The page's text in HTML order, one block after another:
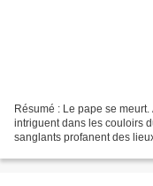
Résumé : Le pape se
intriguent dans les couloirs
sanglants profanent des